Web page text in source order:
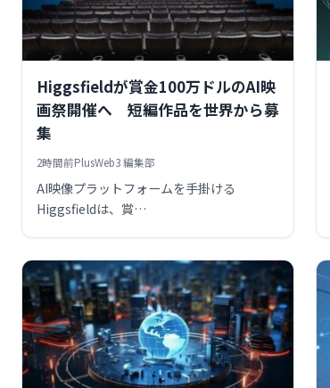
Higgsfieldが賞金100万ドルのAI映
画祭開催へ 短編作品を世界から募
集
2時間前PlusWeb3 編集部
AI映像プラットフォームを手掛ける
Higgsfieldは、賞…